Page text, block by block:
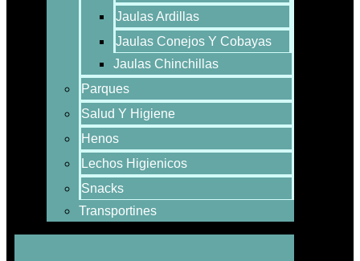
Jaulas Ardillas
Jaulas Conejos Y Cobayas
Jaulas Chinchillas
Parques
Salud Y Higiene
Henos
Lechos Higienicos
Snacks
Transportines